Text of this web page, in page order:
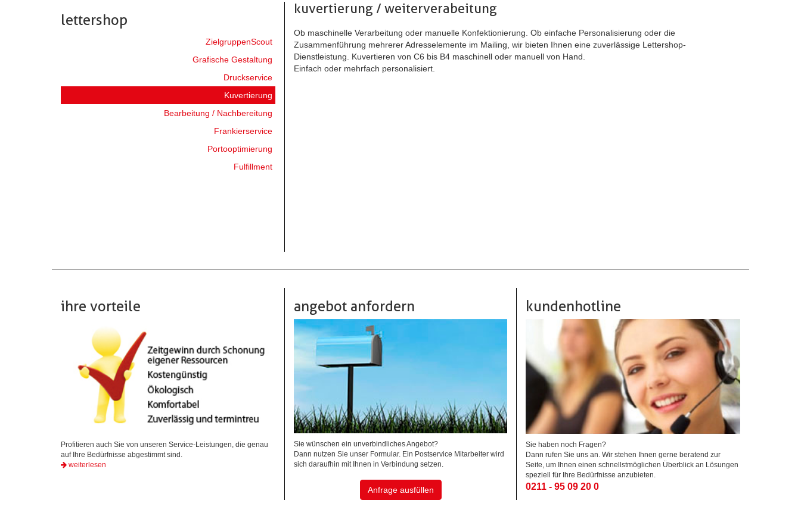
lettershop
ZielgruppenScout
Grafische Gestaltung
Druckservice
Kuvertierung
Bearbeitung / Nachbereitung
Frankierservice
Portooptimierung
Fulfillment
kuvertierung / weiterverabeitung
Ob maschinelle Verarbeitung oder manuelle Konfektionierung. Ob einfache Personalisierung oder die
Zusammenführung mehrerer Adresselemente im Mailing, wir bieten Ihnen eine zuverlässige Lettershop-
Dienstleistung. Kuvertieren von C6 bis B4 maschinell oder manuell von Hand.
Einfach oder mehrfach personalisiert.
ihre vorteile
Profitieren auch Sie von unseren Service-Leistungen, die genau
auf Ihre Bedürfnisse abgestimmt sind.
weiterlesen
angebot anfordern
Sie wünschen ein unverbindliches Angebot?
Dann nutzen Sie unser Formular. Ein Postservice Mitarbeiter wird
sich daraufhin mit Ihnen in Verbindung setzen.
Anfrage ausfüllen
kundenhotline
Sie haben noch Fragen?
Dann rufen Sie uns an. Wir stehen Ihnen gerne beratend zur
Seite, um Ihnen einen schnellstmöglichen Überblick an Lösungen
speziell für Ihre Bedürfnisse anzubieten.
0211 - 95 09 20 0